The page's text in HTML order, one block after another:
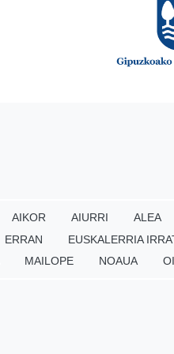
AIKOR AIURRI ALEA
ERRAN EUSKALERRIA
MAILOPE NOAUA